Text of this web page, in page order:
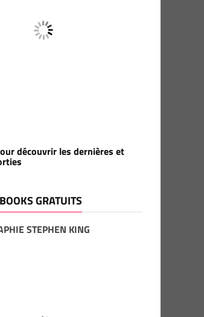
découvrir les dernières et
GRATUITS
STEPHEN KING